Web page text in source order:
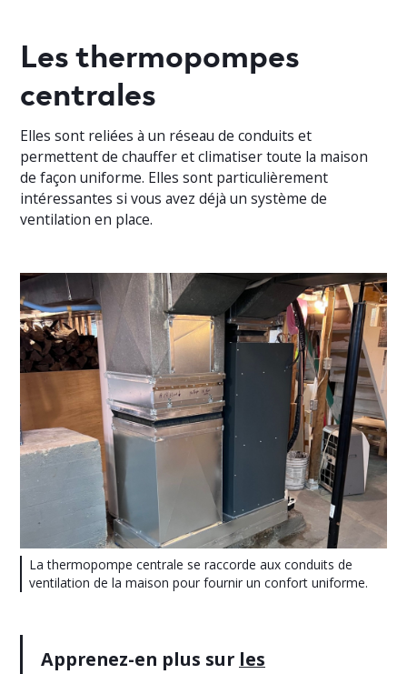
Les thermopompes
centrales
Elles sont reliées à un réseau de conduits et
permettent de chauffer et climatiser toute la maison
de façon uniforme. Elles sont particulièrement
intéressantes si vous avez déjà un système de
ventilation en place.
La thermopompe centrale se raccorde aux conduits de
ventilation de la maison pour fournir un confort uniforme.
Apprenez-en plus sur les